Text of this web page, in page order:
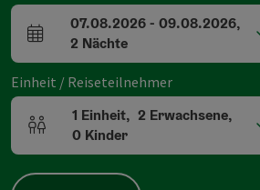
An- und Abreisefelder
07.08.2026- 09.08.2026,
2 Nächte
Einheit / Reiseteilnehmer
Einheitenanzahl und Personenfelder
1 Einheit, 2 Erwachsene,
0 Kinder